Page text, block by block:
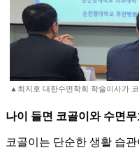
▲최지호 대한수면학회 학술이사가
나이 들면 코골이와 수면
코골이는 단순한 생활 습